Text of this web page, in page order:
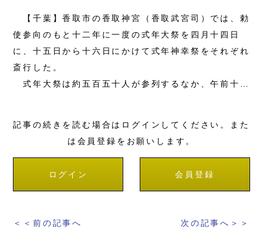
【千葉】香取市の香取神宮（香取武宮司）では、勅
使参向のもと十二年に一度の式年大祭を四月十四日
に、十五日から十六日にかけて式年神幸祭をそれぞれ
斎行した。
式年大祭は約五百五十人が参列するなか、午前十…
記事の続きを読む場合はログインしてください。また
は会員登録をお願いします。
ログイン 会員登録
＜＜前の記事へ 次の記事へ＞＞